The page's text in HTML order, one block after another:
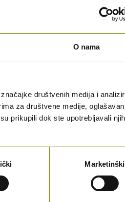
O nama
društvenih medija i
za društvene medije,
prikupili dok ste upotrebljavali
Marketinški